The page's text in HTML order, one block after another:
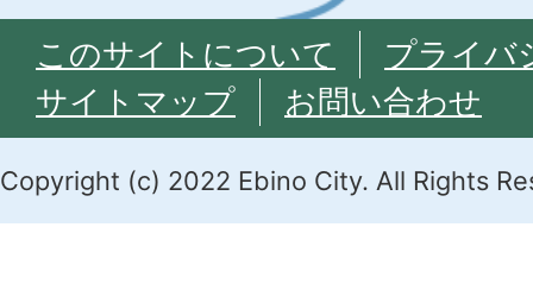
このサイトについて
プライバ
サイトマップ
お問い合わせ
Copyright (c) 2022 Ebino City. All Rights